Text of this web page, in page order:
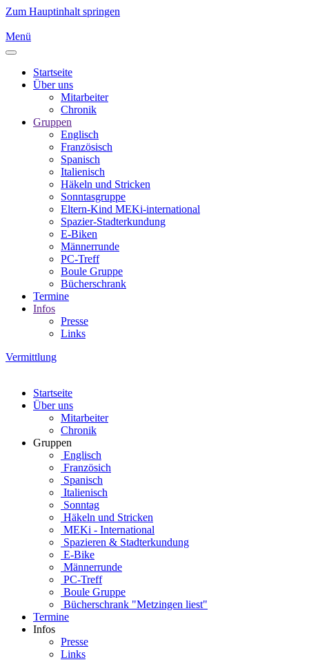
Zum Hauptinhalt springen
Menü
Startseite
Über uns
Mitarbeiter
Chronik
Gruppen
Englisch
Französisch
Spanisch
Italienisch
Häkeln und Stricken
Sonntasgruppe
Eltern-Kind MEKi-international
Spazier-Stadterkundung
E-Biken
Männerrunde
PC-Treff
Boule Gruppe
Bücherschrank
Termine
Infos
Presse
Links
Vermittlung
Startseite
Über uns
Mitarbeiter
Chronik
Gruppen
Englisch
Französich
Spanisch
Italienisch
Sonntag
Häkeln und Stricken
MEKi - International
Spazieren & Stadterkundung
E-Bike
Männerrunde
PC-Treff
Boule Gruppe
Bücherschrank "Metzingen liest"
Termine
Infos
Presse
Links